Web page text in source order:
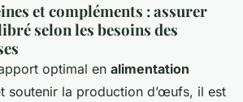
et compléments : assurer
selon les besoins des
optimal en alimentation
soutenir la production d’œufs, il est